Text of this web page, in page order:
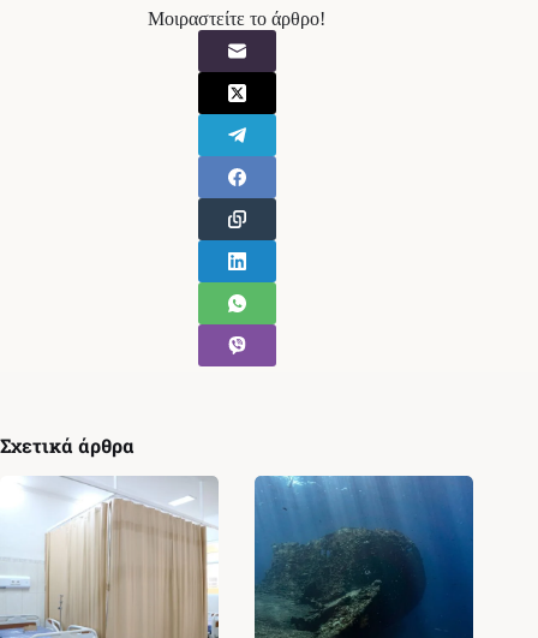
Μοιραστείτε το άρθρο!
Σχετικά άρθρα